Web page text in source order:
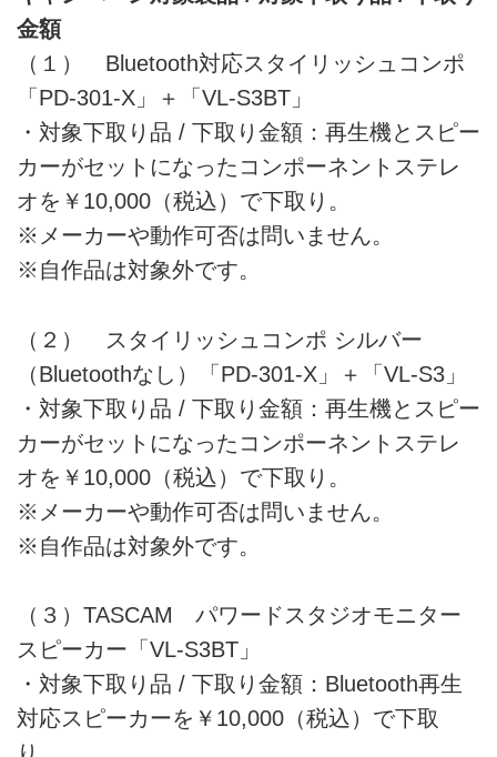
金額
（１） Bluetooth対応スタイリッシュコンポ
「PD-301-X」＋「VL-S3BT」
・対象下取り品 / 下取り金額：再生機とスピー
カーがセットになったコンポーネントステレ
オを￥10,000（税込）で下取り。
※メーカーや動作可否は問いません。
※自作品は対象外です。
（２） スタイリッシュコンポ シルバー
（Bluetoothなし）「PD-301-X」＋「VL-S3」
・対象下取り品 / 下取り金額：再生機とスピー
カーがセットになったコンポーネントステレ
オを￥10,000（税込）で下取り。
※メーカーや動作可否は問いません。
※自作品は対象外です。
（３）TASCAM パワードスタジオモニター
スピーカー「VL-S3BT」
・対象下取り品 / 下取り金額：Bluetooth再生
対応スピーカーを￥10,000（税込）で下取